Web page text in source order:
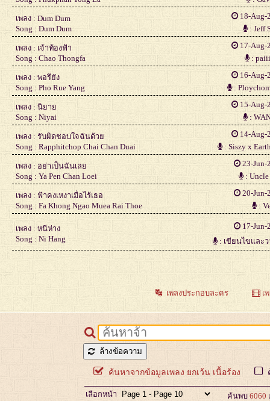
เพลง : Dum Dum
18-Aug-
Song : Dum Dum
: Jeff
เพลง : เจ้าท้องฟ้า
17-Aug-
Song : Chao Thongfa
:
เพลง : พอรึยัง
16-Aug-
Song : Pho Rue Yang
:
เพลง : นิยาย
15-Aug-
Song : Niyai
:
เพลง : รับผิดชอบใจฉันด้วย
14-Aug-
Song : Rapphitchop Chai Chan Duai
: Siszy x
เพลง : อย่าเป็นฉันเลย
23-Jun-
Song : Ya Pen Chan Loei
: Uncle
เพลง : ฟ้าคงเหงาเมื่อไร้เธอ
20-Jun-
Song : Fa Khong Ngao Muea Rai Thoe
:
เพลง : หนีห่าง
17-Jun-
Song : Ni Hang
: เขียนไขและ
เพลงประกอบละคร เ
ล้างข้อความ
ค้นหาจากข้อมูลเพลง ยกเว้น เนื้อร้อง ค้
เลือกหน้า ค้นพบ 6060